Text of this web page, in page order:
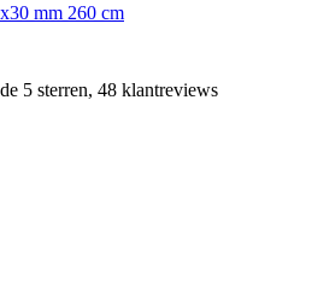
mm 260 cm
5 sterren, 48 klantreviews